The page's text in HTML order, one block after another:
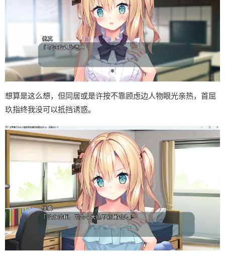
想算是这么想，但同居或是许按不靠顾虑边人物眼光亲热，首屈
玖指终我没可以抵挡诱惑。